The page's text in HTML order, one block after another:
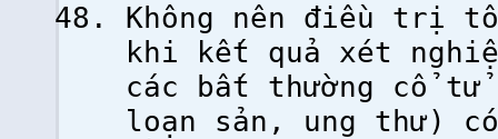
Không nên điều trị
khi kết quả xét
các bất thường cổ tử
loạn sản, ung thư)